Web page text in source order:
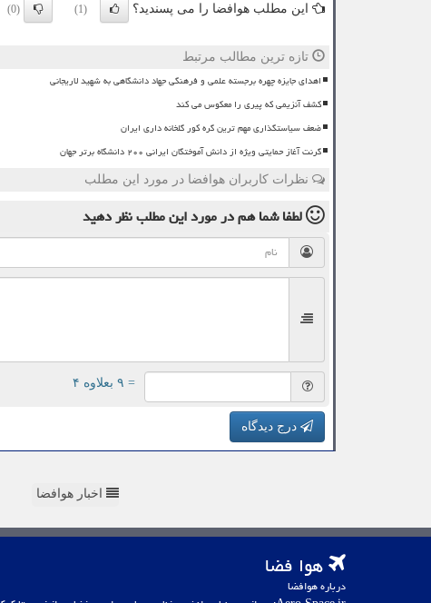
این مطلب هوافضا را می پسندید؟ (1)
(0)
تازه ترین مطالب مرتبط
اهدای جایزه چهره برجسته علمی و فرهنگی جهاد دانشگاهی به شهید لاریجانی
کشف آنزیمی که پیری را معکوس می کند
ضعف سیاستگذاری مهم ترین گره کور گلخانه داری ایران
گرنت آغاز حمایتی ویژه از دانش آموختگان ایرانی ۲۰۰ دانشگاه برتر جهان
نظرات کاربران هوافضا در مورد این مطلب
لطفا شما همدر مورد این مطلبنظر دهید
= ۹ بعلاوه ۴
درج دیدگاه
اخبار هوافضا
هوا فضا
درباره هوافضا